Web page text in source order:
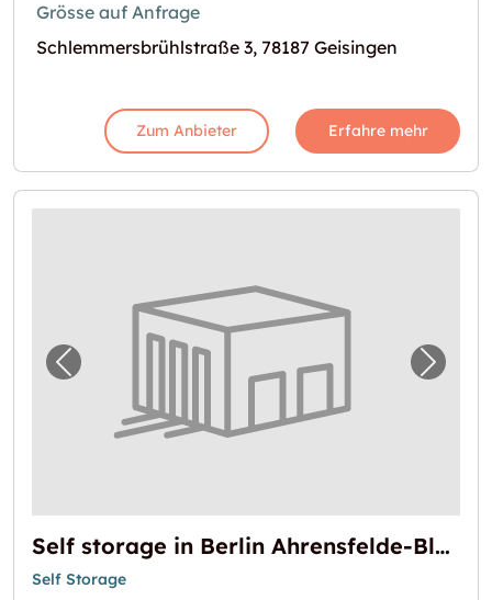
Grösse auf Anfrage
Schlemmersbrühlstraße 3, 78187 Geisingen
Zum Anbieter Erfahre mehr
Vorheriges Bild für "Self storage in Berlin
Self storage in Berlin Ahrensfelde-Blumberg
Self Storage